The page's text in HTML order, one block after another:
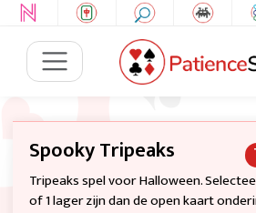
Spooky Tripeaks
Tripeaks spel voor Halloween.
of 1 lager zijn dan de open kaart